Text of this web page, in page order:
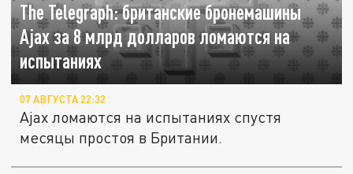
The Telegraph: британские бронемашины
Ajax за 8 млрд долларов ломаются на
испытаниях
07 АВГУСТА 22:32
Ajax ломаются на испытаниях спустя
месяцы простоя в Британии.